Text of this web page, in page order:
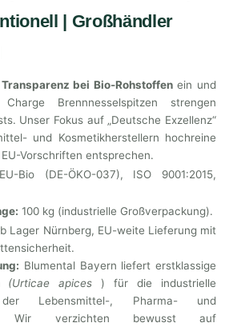
| Großhändler
Transparenz bei Bio-Rohstoffenein und
Brennnesselspitzen strengen
Unser Fokus auf „Deutsche Exzellenz“
und Kosmetikherstellern hochreine
Vorschriften entsprechen.
Bio (DE-ÖKO-037), ISO 9001:2015,
100 kg (industrielle Großverpackung).
Lager Nürnberg, EU-weite Lieferung mit
Blumental Bayern liefert erstklassige
(Urticae apices ) für die industrielle
Lebensmittel-, Pharma- und
Wir verzichten bewusst auf